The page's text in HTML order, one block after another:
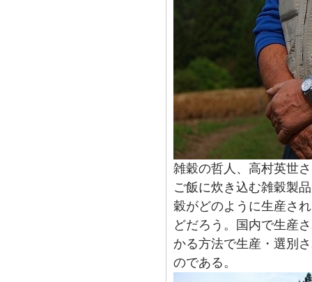
雑穀の哲人、高村英世
ご飯に炊き込む雑穀製
穀がどのように生産さ
どだろう。国内で生産
かる方法で生産・選別
のである。